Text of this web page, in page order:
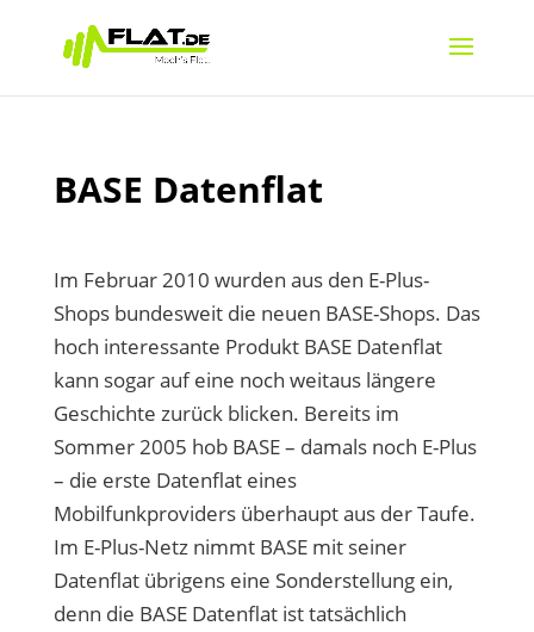
BASE Datenflat
Im Februar 2010 wurden aus den E-Plus-
Shops bundesweit die neuen BASE-Shops. Das
hoch interessante Produkt BASE Datenflat
kann sogar auf eine noch weitaus längere
Geschichte zurück blicken. Bereits im
Sommer 2005 hob BASE – damals noch E-Plus
– die erste Datenflat eines
Mobilfunkproviders überhaupt aus der Taufe.
Im E-Plus-Netz nimmt BASE mit seiner
Datenflat übrigens eine Sonderstellung ein,
denn die BASE Datenflat ist tatsächlich